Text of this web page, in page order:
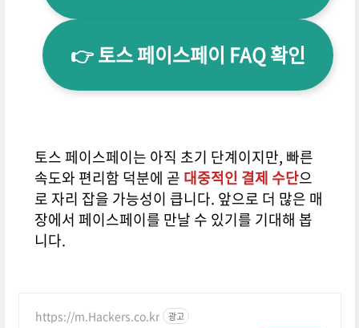
👉 토스 페이스페이 FAQ 확인
토스 페이스페이는 아직 초기 단계이지만, 빠른
속도와 편리함 덕분에 곧 대중적인 결제 수단으
로 자리 잡을 가능성이 큽니다. 앞으로 더 많은 매
장에서 페이스페이를 만날 수 있기를 기대해 봅
니다.
https://m.Hackers.co.kr 광고